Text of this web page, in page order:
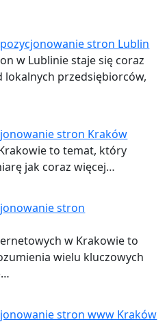
stron Lublin
w Lublinie staje się coraz
przedsiębiorców,
stron Kraków
to temat, który
jak coraz więcej…
stron
w Krakowie to
wielu kluczowych
stron www Kraków